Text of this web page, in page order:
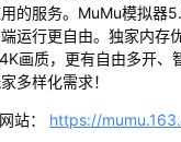
的服务。MuMu模拟器
运行更自由。独家内存
画质，更有自由多开、
多样化需求！
站： https://